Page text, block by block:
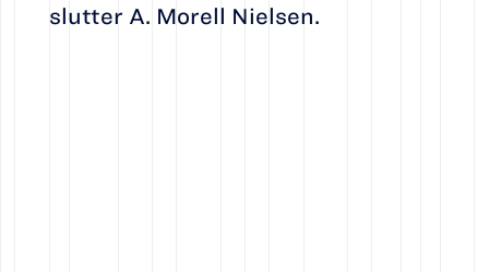
slutter A. Morell Nielsen.